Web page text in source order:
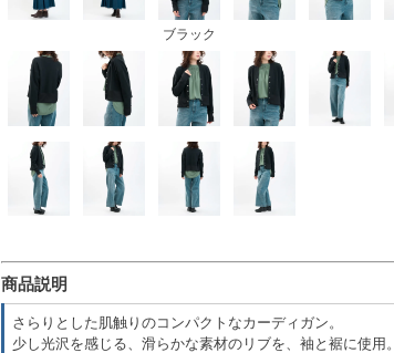
ブラック
商品説明
さらりとした肌触りのコンパクトなカーディガン。
少し光沢を感じる、滑らかな素材のリブを、袖と裾に使用。